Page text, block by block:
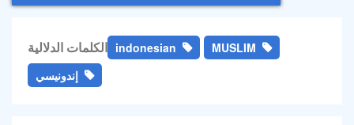
الكلمات الدلالية indonesian
MUSLIM
إندونيسي